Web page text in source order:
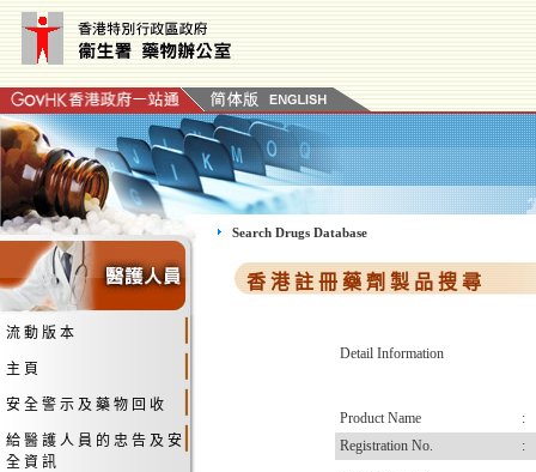
流 動 版 本
主 頁
安 全 警 示 及 藥 物 回 收
給 醫 護 人 員 的 忠 告 及 安
全 資 訊
Search Drugs Database
香 港 註 冊 藥 劑 製 品 搜 尋
Detail Information
Product Name
:
Registration No.
: